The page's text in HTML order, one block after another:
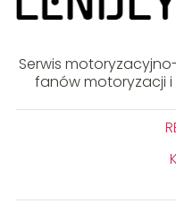
Serwis
fanów motoryzacji